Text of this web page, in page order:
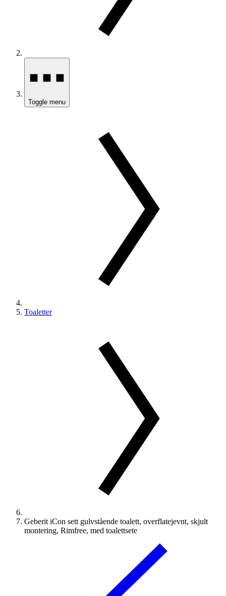
Toggle menu
Toaletter
Geberit iCon sett gulvstående toalett, overflatejevnt, skjult
montering, Rimfree, med toalettsete